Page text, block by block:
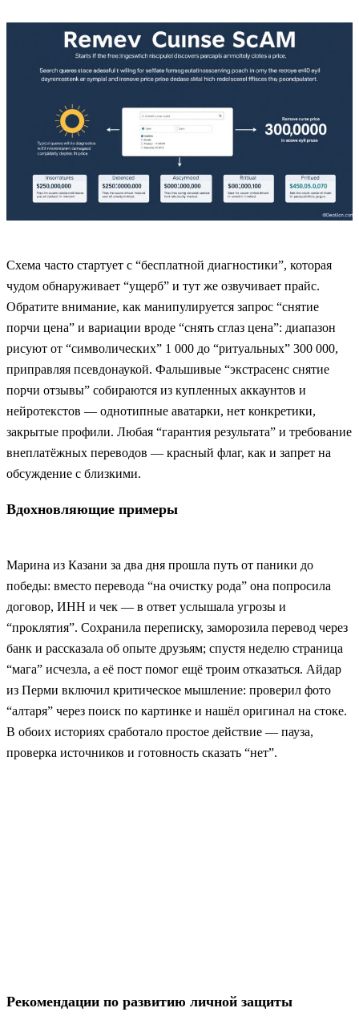
Схема часто стартует с “бесплатной диагностики”, которая
чудом обнаруживает “ущерб” и тут же озвучивает прайс.
Обратите внимание, как манипулируется запрос “снятие
порчи цена” и вариации вроде “снять сглаз цена”: диапазон
рисуют от “символических” 1 000 до “ритуальных” 300 000,
приправляя псевдонаукой. Фальшивые “экстрасенс снятие
порчи отзывы” собираются из купленных аккаунтов и
нейротекстов — однотипные аватарки, нет конкретики,
закрытые профили. Любая “гарантия результата” и требование
внеплатёжных переводов — красный флаг, как и запрет на
обсуждение с близкими.
Вдохновляющие примеры
Марина из Казани за два дня прошла путь от паники до
победы: вместо перевода “на очистку рода” она попросила
договор, ИНН и чек — в ответ услышала угрозы и
“проклятия”. Сохранила переписку, заморозила перевод через
банк и рассказала об опыте друзьям; спустя неделю страница
“мага” исчезла, а её пост помог ещё троим отказаться. Айдар
из Перми включил критическое мышление: проверил фото
“алтаря” через поиск по картинке и нашёл оригинал на стоке.
В обоих историях сработало простое действие — пауза,
проверка источников и готовность сказать “нет”.
Рекомендации по развитию личной защиты